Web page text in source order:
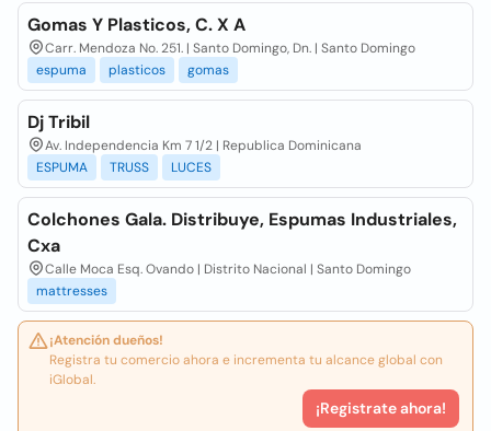
Gomas Y Plasticos, C. X A
Carr. Mendoza No. 251. | Santo Domingo, Dn. | Santo Domingo
espuma
plasticos gomas
Dj Tribil
Av. Independencia Km 7 1/2 | Republica Dominicana
ESPUMA
TRUSS LUCES
Colchones Gala. Distribuye, Espumas Industriales,
Cxa
Calle Moca Esq. Ovando | Distrito Nacional | Santo Domingo
mattresses
¡Atención dueños!
Registra tu comercio ahora e incrementa tu alcance global con
iGlobal.
¡Registrate ahora!